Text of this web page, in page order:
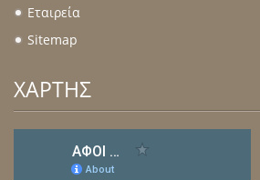
. Εταιρεία
. Sitemap
ΧΑΡΤΗΣ